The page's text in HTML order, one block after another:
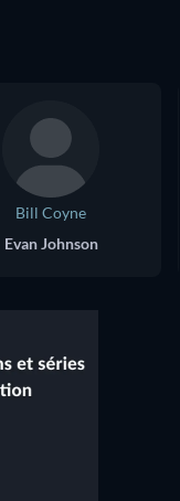
Bill Coyne
Evan Johnson